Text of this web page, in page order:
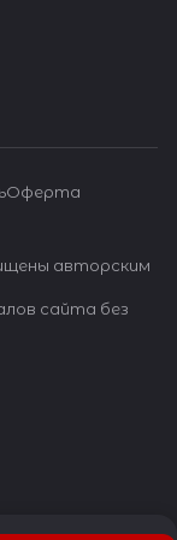
Оферта
авторским
сайта без